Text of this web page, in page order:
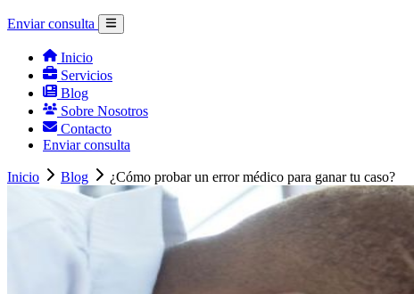
Enviar consulta
Inicio
Servicios
Blog
Sobre Nosotros
Contacto
Enviar consulta
Inicio Blog ¿Cómo probar un error médico para ganar tu caso?